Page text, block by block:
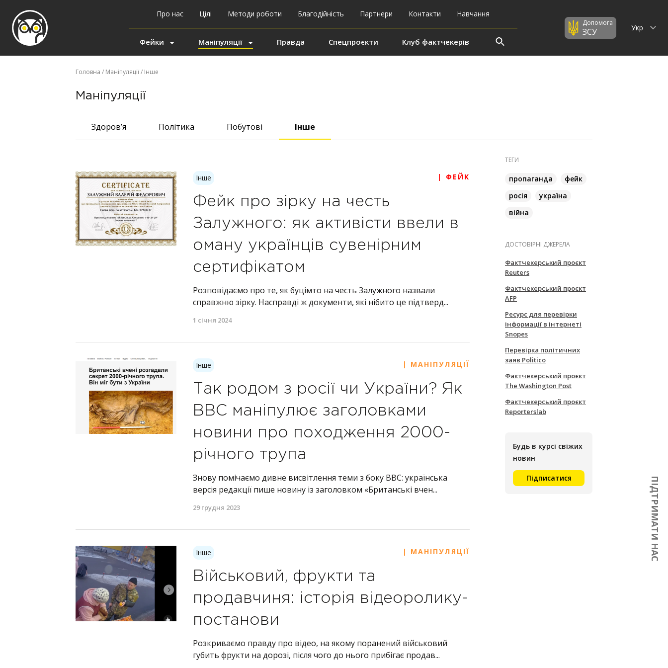
ПІДТРИМАТИ НАС
Про нас Цілі Методи роботи Благодійність Партнери Контакти Навчання
Фейки Маніпуляції Правда Спецпроєкти Клуб фактчекерів
Допомога
ЗСУ Укр
Головна / Маніпуляції/ Інше
Маніпуляції
Здоров’я Політика Побутові Інше
Інше | ФЕЙК
Фейк про зірку на честь
Залужного: як активісти ввели в
оману українців сувенірним
сертифікатом
Розповідаємо про те, як буцімто на честь Залужного назвали
справжню зірку. Насправді ж документи, які нібито це підтверд...
1 січня 2024
Інше | МАНІПУЛЯЦІЇ
Так родом з росії чи України? Як
BBC маніпулює заголовками
новини про походження 2000-
річного трупа
Знову помічаємо дивне висвітлення теми з боку BBC: українська
версія редакції пише новину із заголовком «Британські вчен...
29 грудня 2023
Інше | МАНІПУЛЯЦІЇ
Військовий, фрукти та
продавчиня: історія відеоролику-
постанови
Розкриваємо правду про відео, на якому поранений військовий
губить фрукти на дорозі, після чого до нього прибігає продав...
ТЕГИ
пропаганда
фейк
росія
україна
війна
ДОСТОВІРНІ ДЖЕРЕЛА
Фактчекерський проєкт
Reuters
Фактчекерський проєкт
AFP
Ресурс для перевірки
інформації в інтернеті
Snopes
Перевірка політичних
заяв Politico
Фактчекерський проєкт
The Washington Post
Фактчекерський проєкт
Reporterslab
Будь в курсі свіжих
новин
Підписатися